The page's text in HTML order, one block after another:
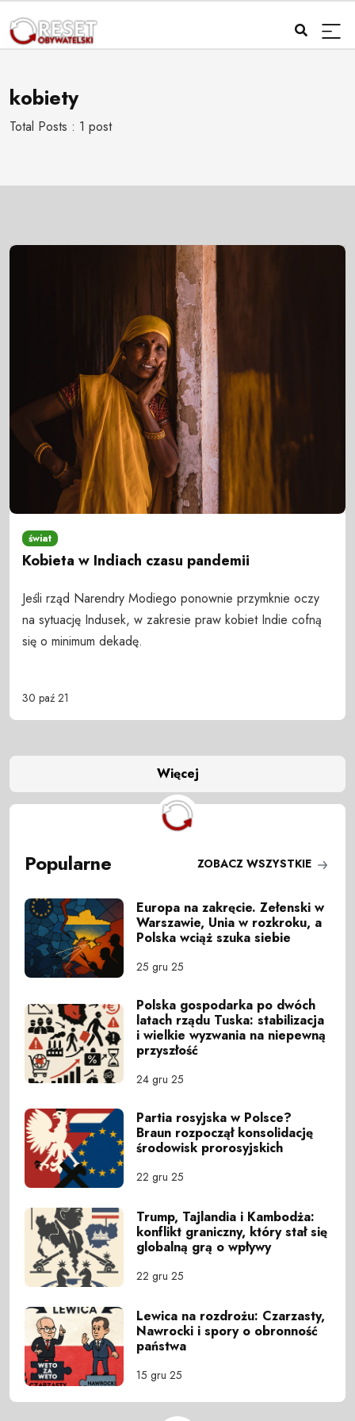
kobiety
Total Posts : 1 post
świat
Kobieta w Indiach czasu pandemii
Jeśli rząd Narendry Modiego ponownie przymknie oczy
na sytuację Indusek, w zakresie praw kobiet Indie cofną
się o minimum dekadę.
30 paź 21
Więcej
Popularne ZOBACZ WSZYSTKIE
Europa na zakręcie. Zełenski w
Warszawie, Unia w rozkroku, a
Polska wciąż szuka siebie
25 gru 25
Polska gospodarka po dwóch
latach rządu Tuska: stabilizacja
i wielkie wyzwania na niepewną
przyszłość
24 gru 25
Partia rosyjska w Polsce?
Braun rozpoczął konsolidację
środowisk prorosyjskich
22 gru 25
Trump, Tajlandia i Kambodża:
konflikt graniczny, który stał się
globalną grą o wpływy
22 gru 25
Lewica na rozdrożu: Czarzasty,
Nawrocki i spory o obronność
państwa
15 gru 25